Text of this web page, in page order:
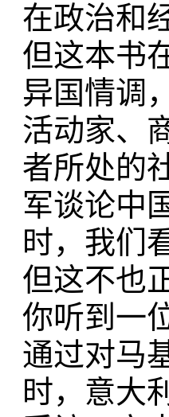
在政治和
但这本书
异国情调
活动家、
者所处的
军谈论中
时，我们
但这不也
你听到一
通过对马
时，意大